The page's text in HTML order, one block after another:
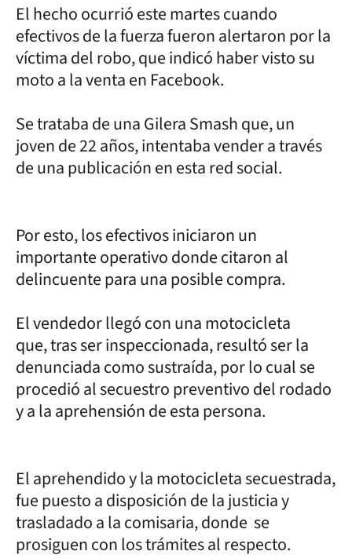
El hecho ocurrió este martes cuando
efectivos de la fuerza fueron alertaron por la
víctima del robo, que indicó haber visto su
moto a la venta en Facebook.
Se trataba de una Gilera Smash que, un
joven de 22 años, intentaba vender a través
de una publicación en esta red social.
Por esto, los efectivos iniciaron un
importante operativo donde citaron al
delincuente para una posible compra.
El vendedor llegó con una motocicleta
que, tras ser inspeccionada, resultó ser la
denunciada como sustraída, por lo cual se
procedió al secuestro preventivo del rodado
y a la aprehensión de esta persona.
El aprehendido y la motocicleta secuestrada,
fue puesto a disposición de la justicia y
trasladado a la comisaria, donde se
prosiguen con los trámites al respecto.